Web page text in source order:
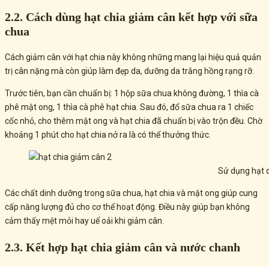
2.2. Cách dùng hạt chia giảm cân kết hợp với sữa
chua
Cách giảm cân với hạt chia này không những mang lại hiệu quả quản
trị cân nặng mà còn giúp làm đẹp da, dưỡng da trắng hồng rạng rỡ.
Trước tiên, bạn cần chuẩn bị: 1 hộp sữa chua không đường, 1 thìa cà
phê mật ong, 1 thìa cà phê hạt chia. Sau đó, đổ sữa chua ra 1 chiếc
cốc nhỏ, cho thêm mật ong và hạt chia đã chuẩn bị vào trộn đều. Chờ
khoảng 1 phút cho hạt chia nở ra là có thể thưởng thức.
Sử dụng hạt
Các chất dinh dưỡng trong sữa chua, hạt chia và mật ong giúp cung
cấp năng lượng đủ cho cơ thể hoạt động. Điều này giúp bạn không
cảm thấy mệt mỏi hay uể oải khi giảm cân.
2.3. Kết hợp hạt chia giảm cân và nước chanh